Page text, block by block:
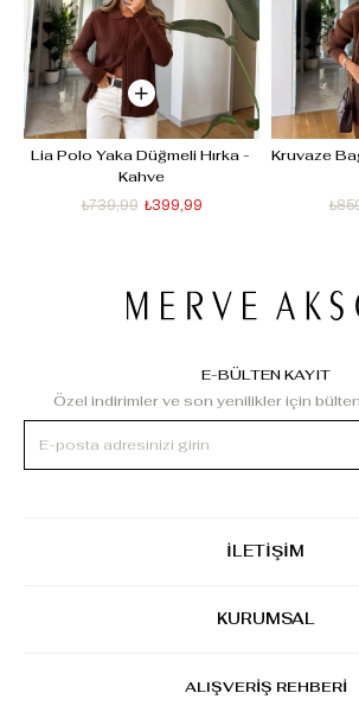
Lia Polo Yaka Düğmeli Hırka -
Kahve
₺399,99
₺739,99
Kruvaze
E-BÜLTEN KAYIT
Özel indirimler ve son yenilikler için
İLETİŞİM
KURUMSAL
ALIŞVERİŞ REHBERİ